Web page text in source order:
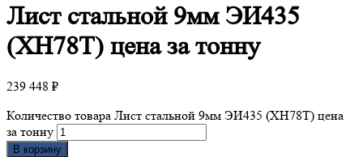
Листстальной 9мм ЭИ435
(ХН78Т) цена за тонну
239 448 ₽
Количество товара Лист стальной 9мм ЭИ435 (ХН78Т) цена
за тонну
В корзину